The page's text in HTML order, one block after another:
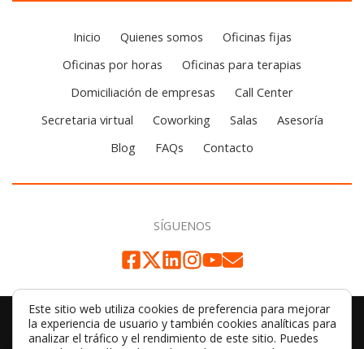
Inicio Quienes somos
Oficinas fijas
Oficinas por horas
Oficinas para terapias
Domiciliación de empresas
Call Center
Secretaria virtual
Coworking Salas
Asesoría
Blog
FAQs Contacto
SÍGUENOS
© 2026 Aetna Barcelona | bySIMILARES DESIGN
Este sitio web utiliza cookies de preferencia para mejorar
la experiencia de usuario y también cookies analíticas para
analizar el tráfico y el rendimiento de este sitio. Puedes